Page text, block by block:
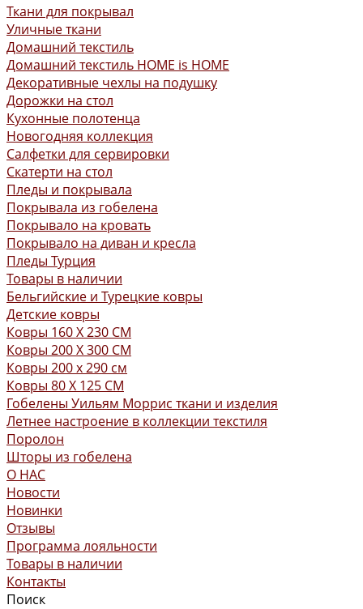
Ткани для покрывал
Уличные ткани
Домашний текстиль
Домашний текстиль HOME is HOME
Декоративные чехлы на подушку
Дорожки на стол
Кухонные полотенца
Новогодняя коллекция
Салфетки для сервировки
Скатерти на стол
Пледы и покрывала
Покрывала из гобелена
Покрывало на кровать
Покрывало на диван и кресла
Пледы Турция
Товары в наличии
Бельгийские и Турецкие ковры
Детские ковры
Ковры 160 X 230 СМ
Ковры 200 X 300 СМ
Ковры 200 х 290 см
Ковры 80 X 125 СМ
Гобелены Уильям Моррис ткани и изделия
Летнее настроение в коллекции текстиля
Поролон
Шторы из гобелена
О НАС
Новости
Новинки
Отзывы
Программа лояльности
Товары в наличии
Контакты
Поиск